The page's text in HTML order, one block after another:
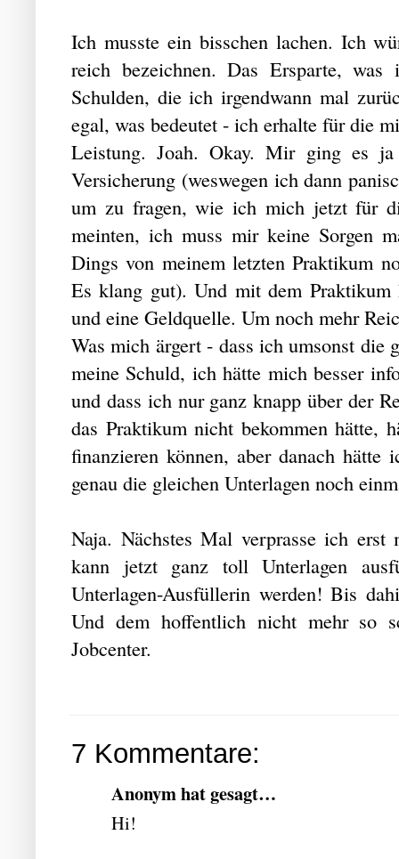
Ich musste ein bisschen lachen. Ich
reich bezeichnen. Das Ersparte,
Schulden, die ich irgendwann mal
egal, was bedeutet - ich erhalte für die
Leistung. Joah. Okay. Mir ging es
Versicherung (weswegen ich dann
um zu fragen, wie ich mich jetzt für
meinten, ich muss mir keine Sorgen
Dings von meinem letzten Praktikum
Es klang gut). Und mit dem
und eine Geldquelle. Um noch mehr
Was mich ärgert - dass ich umsonst die
meine Schuld, ich hätte mich besser
und dass ich nur ganz knapp über der
das Praktikum nicht bekommen hätte,
finanzieren können, aber danach
genau die gleichen Unterlagen noch
Naja. Nächstes Mal verprasse ich
kann jetzt ganz toll Unterlagen
Unterlagen-Ausfüllerin werden! Bis
Und dem hoffentlich nicht mehr so
Jobcenter.
7 Kommentare:
Anonym hat gesagt…
Hi!